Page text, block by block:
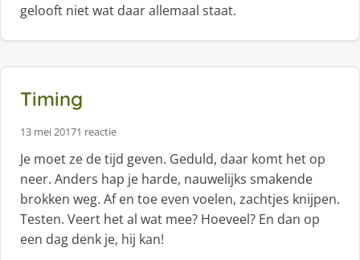
gelooft niet wat daar allemaal staat.
Timing
13 mei 20171 reactie
Je moet ze de tijd geven. Geduld, daar komt het op
neer. Anders hap je harde, nauwelijks smakende
brokken weg. Af en toe even voelen, zachtjes knijpen.
Testen. Veert het al wat mee? Hoeveel? En dan op
een dag denk je, hij kan!